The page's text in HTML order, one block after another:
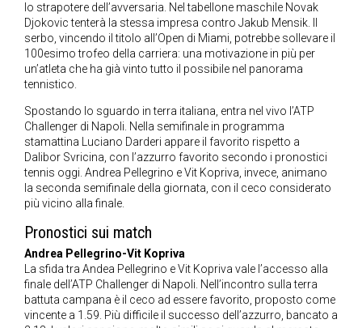
lo strapotere dell’avversaria. Nel tabellone maschile Novak
Djokovic tenterà la stessa impresa contro Jakub Mensik. Il
serbo, vincendo il titolo all’Open di Miami, potrebbe sollevare il
100esimo trofeo della carriera: una motivazione in più per
un’atleta che ha già vinto tutto il possibile nel panorama
tennistico.
Spostando lo sguardo in terra italiana, entra nel vivo l’ATP
Challenger di Napoli. Nella semifinale in programma
stamattina Luciano Darderi appare il favorito rispetto a
Dalibor Svricina, con l’azzurro favorito secondo i pronostici
tennis oggi. Andrea Pellegrino e Vit Kopriva, invece, animano
la seconda semifinale della giornata, con il ceco considerato
più vicino alla finale.
Pronostici sui match
Andrea Pellegrino-Vit Kopriva
La sfida tra Andea Pellegrino e Vit Kopriva vale l’accesso alla
finale dell’ATP Challenger di Napoli. Nell’incontro sulla terra
battuta campana è il ceco ad essere favorito, proposto come
vincente a 1.59. Più difficile il successo dell’azzurro, bancato a